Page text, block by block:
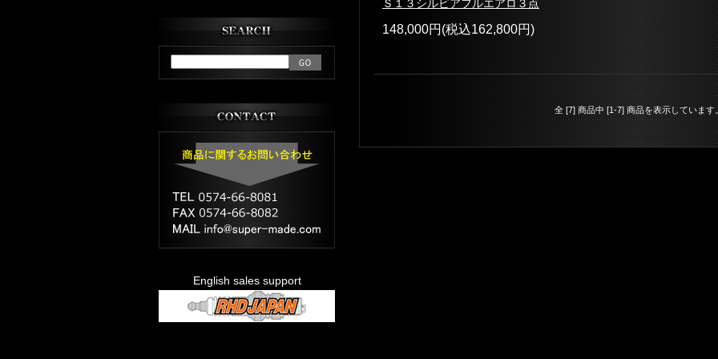
Ｓ１３シルビアフルエアロ３点
148,000円(税込162,800円)
全 [7] 商品中 [1-7] 商品を表示しています
English sales support